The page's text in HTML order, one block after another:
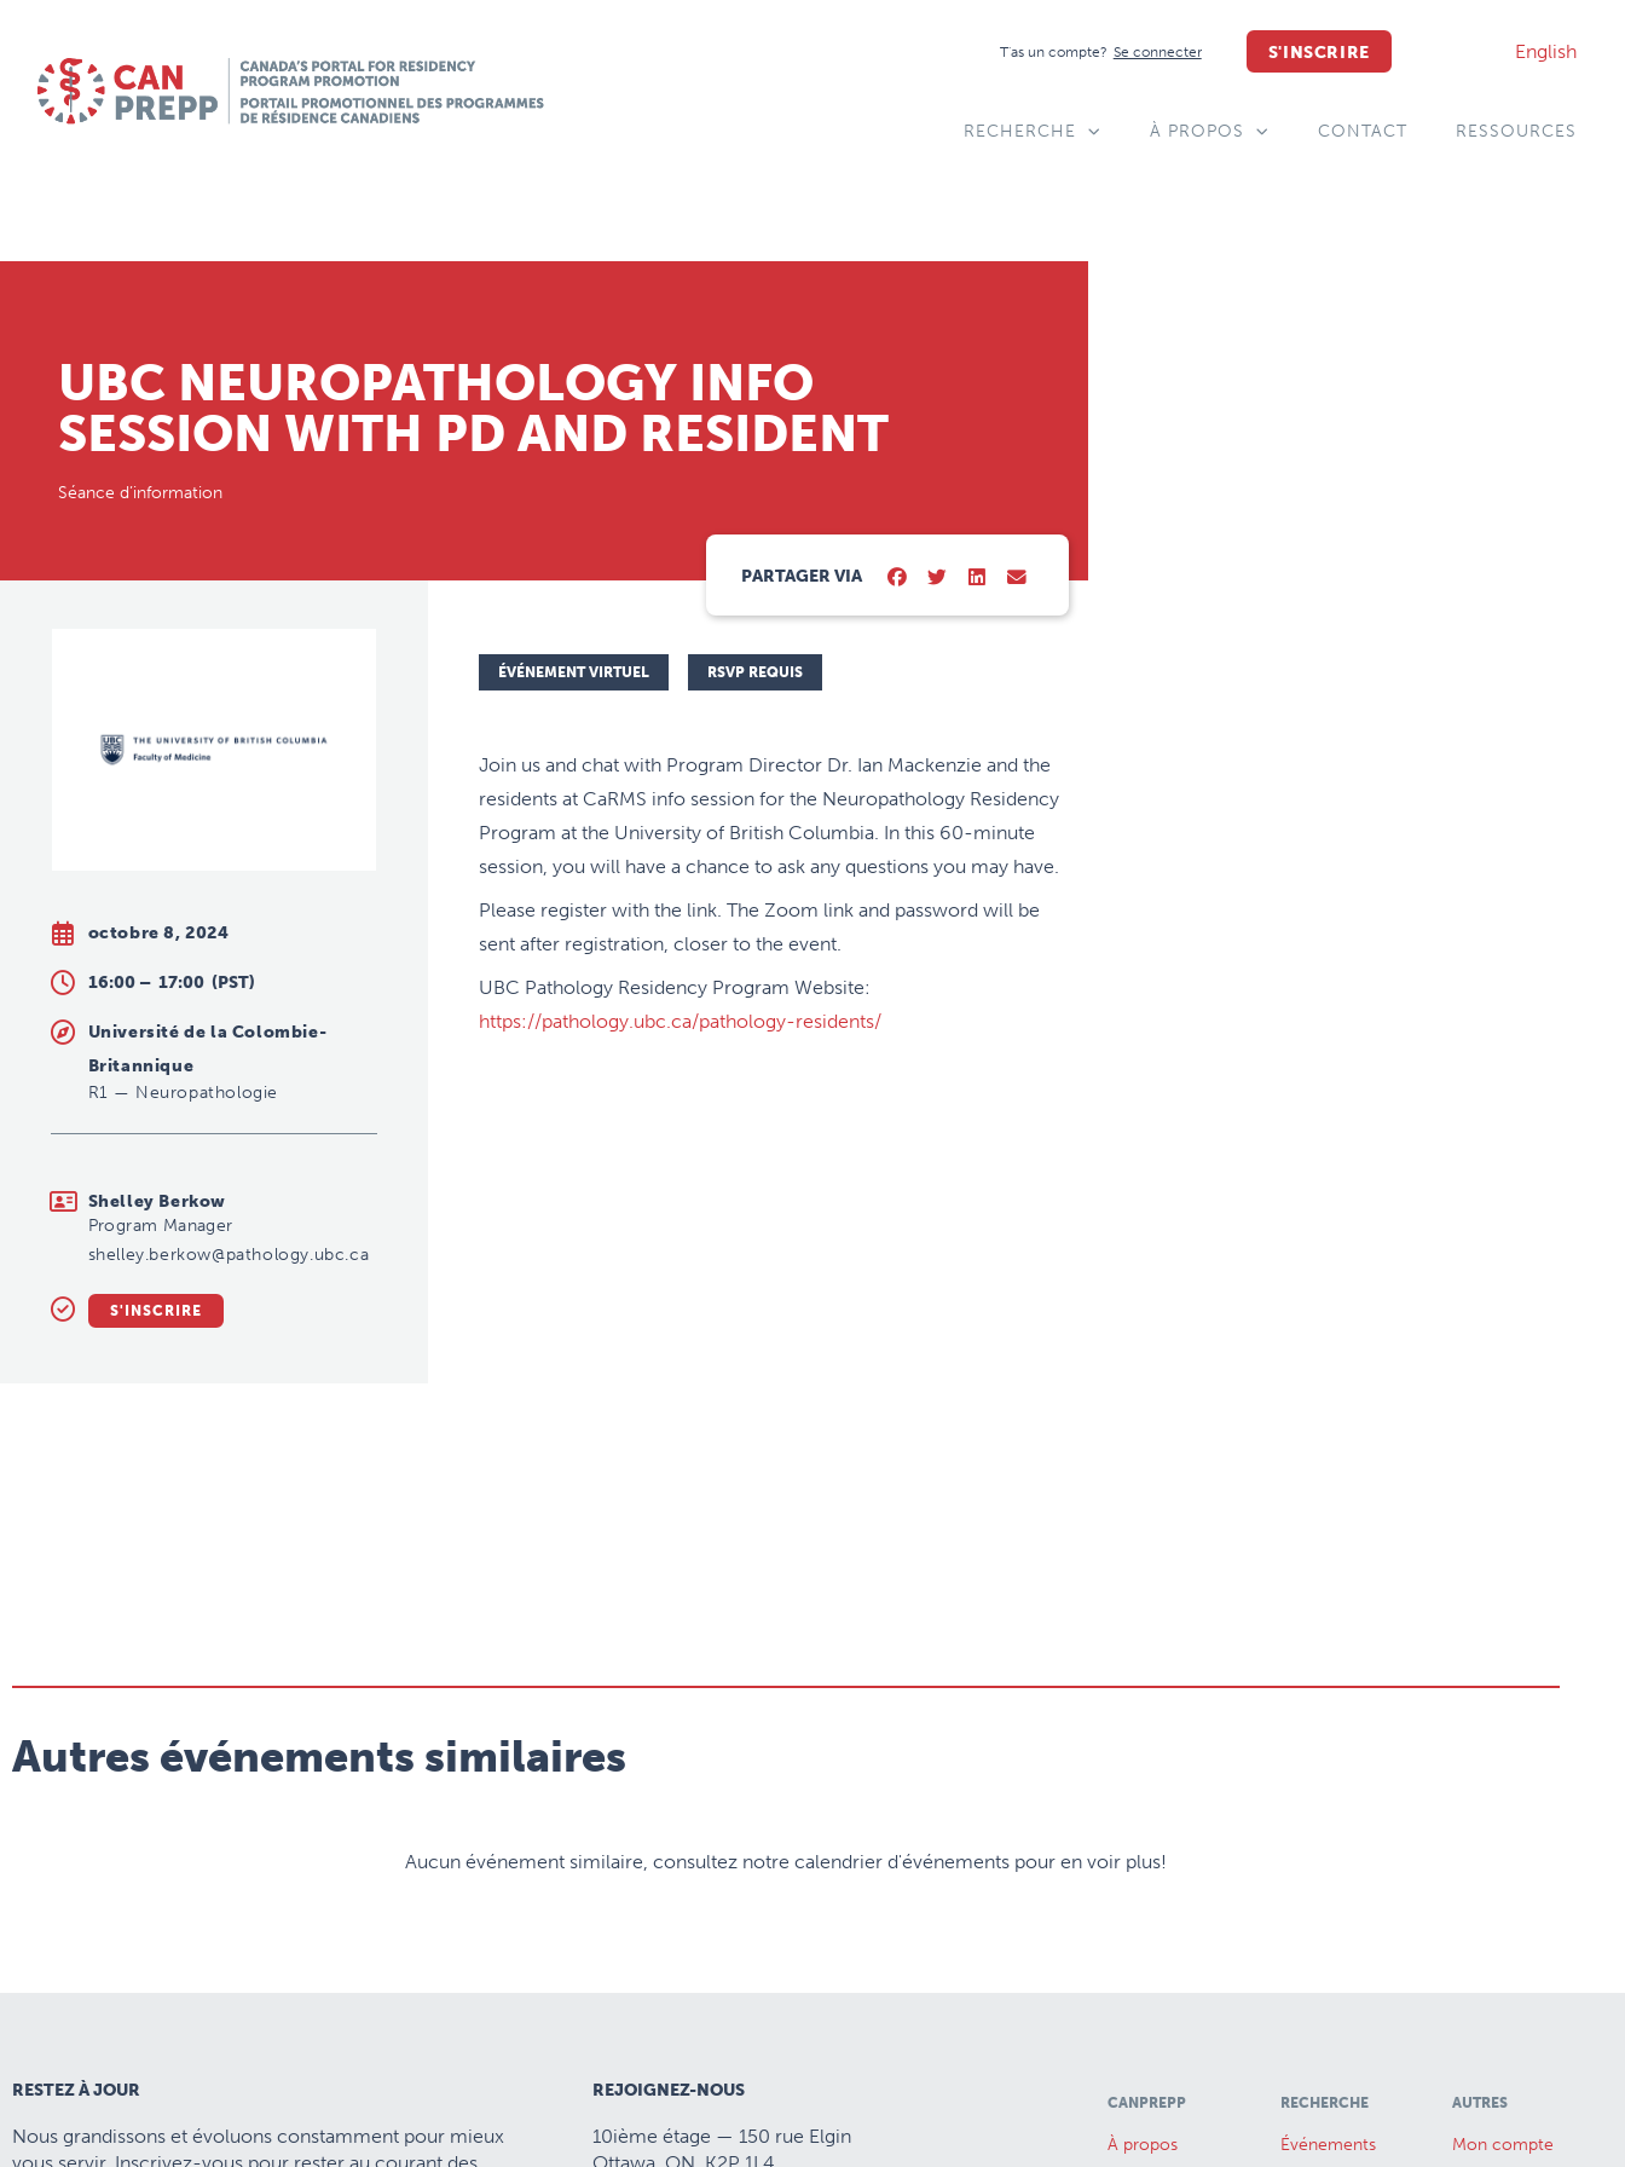
T'as un compte? Se connecter S'INSCRIRE English
RECHERCHE À PROPOS CONTACT RESSOURCES
UBC NEUROPATHOLOGY INFO
SESSION WITH PD AND RESIDENT
Séance d’information
octobre 8, 2024
16:00 – 17:00 (PST)
Université de la Colombie-
Britannique
R1 — Neuropathologie
Shelley Berkow
Program Manager
shelley.berkow@pathology.ubc.ca
S'INSCRIRE
PARTAGER VIA
ÉVÉNEMENT VIRTUEL RSVP REQUIS
Join us and chat with Program Director Dr. Ian Mackenzie and the
residents at CaRMS info session for the Neuropathology Residency
Program at the University of British Columbia. In this 60-minute
session, you will have a chance to ask any questions you may have.
Please register with the link. The Zoom link and password will be
sent after registration, closer to the event.
UBC Pathology Residency Program Website:
https://pathology.ubc.ca/pathology-residents/
Autres événements similaires
Aucun événement similaire, consultez notre calendrier d'événements pour en voir plus!
RESTEZ À JOUR
Nous grandissons et évoluons constamment pour mieux
vous servir. Inscrivez-vous pour rester au courant des
REJOIGNEZ-NOUS
10ième étage — 150 rue Elgin
Ottawa, ON K2P 1L4
CANPREPP
À propos
RECHERCHE
Événements
AUTRES
Mon compte